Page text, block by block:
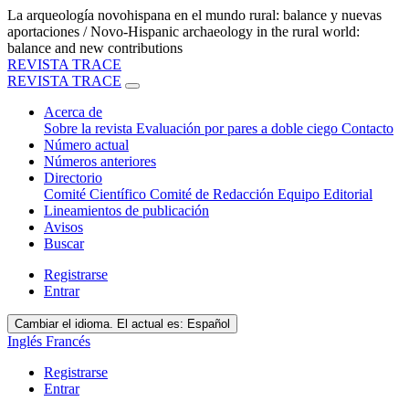
La arqueología novohispana en el mundo rural: balance y nuevas
aportaciones / Novo-Hispanic archaeology in the rural world:
balance and new contributions
REVISTA TRACE
REVISTA TRACE
Acerca de
Sobre la revista Evaluación por pares a doble ciego Contacto
Número actual
Números anteriores
Directorio
Comité Científico Comité de Redacción Equipo Editorial
Lineamientos de publicación
Avisos
Buscar
Registrarse
Entrar
Cambiar el idioma. El actual es: Español
Inglés Francés
Registrarse
Entrar